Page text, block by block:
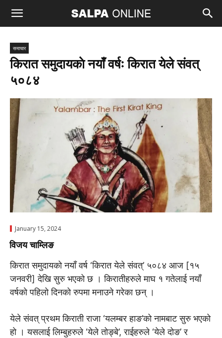
समाचार
किरात समुदायकाे नयाँ वर्षः किरात येले संवत्
५०८४
January 15, 2024
विजय चाम्लिङ
किरात समुदायको नयाँ वर्ष ‘किरात येले संवत्’ ५०८४ आज [१५
जनवरी] देखि सुरु भएको छ । किरातीहरुले माघ १ गतेलाई नयाँ
वर्षकाे पहिलो दिनको रुपमा मनाउने गरेका छन् ।
येले संवत् प्रथम किराती राजा ‘यलम्बर हाङ’को नामबाट सुरु भएको
हो । यसलाई लिम्बुहरुले ‘येले तोङ्बे’, राईहरुले ‘येले दोङ’ र